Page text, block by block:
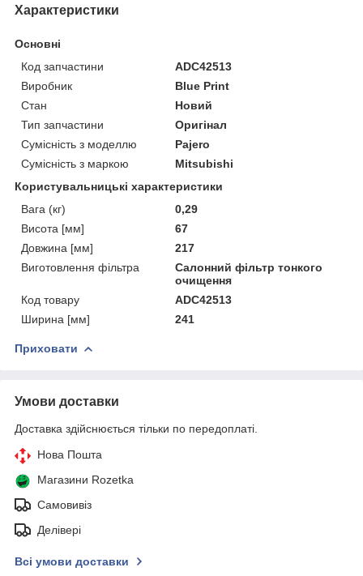
Характеристики
Основні
Код запчастини
ADC42513
Виробник
Blue Print
Стан
Новий
Тип запчастини
Оригінал
Сумісність з моделлю
Pajero
Сумісність з маркою
Mitsubishi
Користувальницькі характеристики
Вага (кг)
0,29
Висота [мм]
67
Довжина [мм]
217
Виготовлення фільтра
Салонний фільтр тонкого
очищення
Код товару
ADC42513
Ширина [мм]
241
Приховати
Умови доставки
Доставка здійснюється тільки по передоплаті.
Нова Пошта
Магазини Rozetka
Самовивіз
Делівері
Всі умови доставки